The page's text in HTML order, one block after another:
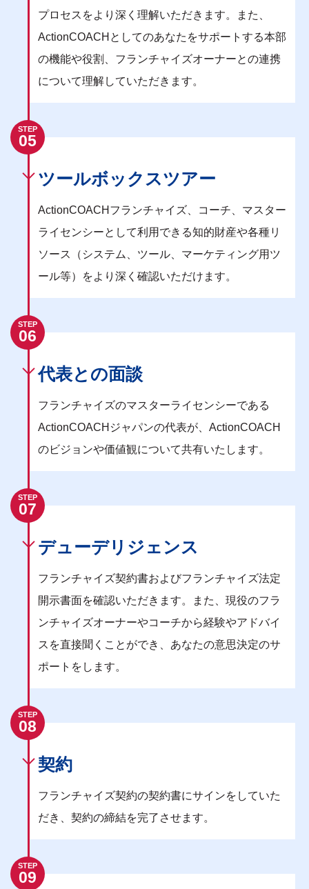
プロセスをより深く理解いただきます。また、
ActionCOACHとしてのあなたをサポートする本部
の機能や役割、フランチャイズオーナーとの連携
について理解していただきます。
STEP
05
ツールボックスツアー
ActionCOACHフランチャイズ、コーチ、マスター
ライセンシーとして利用できる知的財産や各種リ
ソース（システム、ツール、マーケティング用ツ
ール等）をより深く確認いただけます。
STEP
06
代表との面談
フランチャイズのマスターライセンシーである
ActionCOACHジャパンの代表が、ActionCOACH
のビジョンや価値観について共有いたします。
STEP
07
デューデリジェンス
フランチャイズ契約書およびフランチャイズ法定
開示書面を確認いただきます。また、現役のフラ
ンチャイズオーナーやコーチから経験やアドバイ
スを直接聞くことができ、あなたの意思決定のサ
ポートをします。
STEP
08
契約
フランチャイズ契約の契約書にサインをしていた
だき、契約の締結を完了させます。
STEP
09